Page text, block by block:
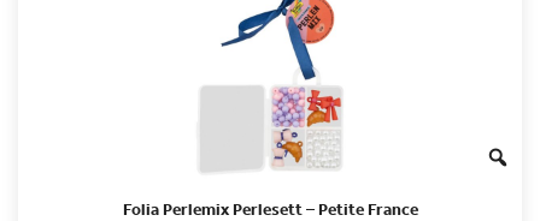
Folia Perlemix Perlesett – Petite France